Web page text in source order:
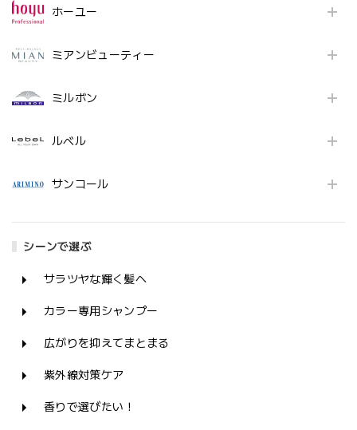
ホーユー
ミアンビューティー
ミルボン
ルベル
サンコール
シーンで選ぶ
サラツヤな輝く髪へ
カラー専用シャンプー
広がりを抑えてまとまる
紫外線対策ケア
香りで選びたい！